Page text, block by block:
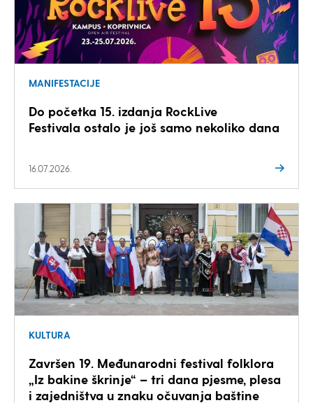
MANIFESTACIJE
Do početka 15. izdanja RockLive
Festivala ostalo je još samo nekoliko dana
16.07.2026.
KULTURA
Završen 19. Međunarodni festival folklora
„Iz bakine škrinje“ – tri dana pjesme, plesa
i zajedništva u znaku očuvanja baštine